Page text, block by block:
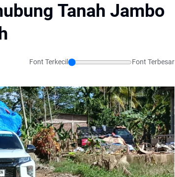
Tanah Jambo
Font Terkecil Font Terbesar